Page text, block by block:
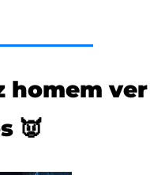
homem ver
👿